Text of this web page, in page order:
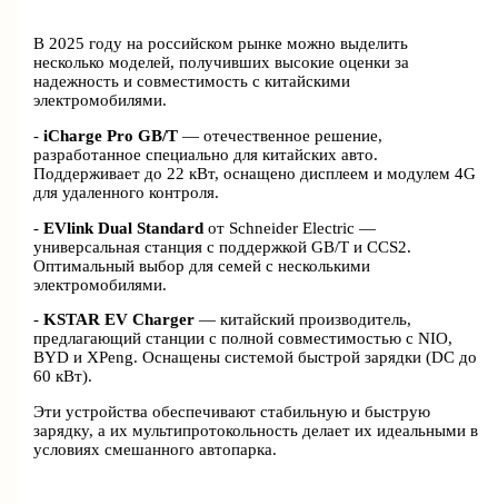
В 2025 году на российском рынке можно выделить
несколько моделей, получивших высокие оценки за
надежность и совместимость с китайскими
электромобилями.
-iCharge Pro GB/T — отечественное решение,
разработанное специально для китайских авто.
Поддерживает до 22 кВт, оснащено дисплеем и модулем 4G
для удаленного контроля.
-EVlink Dual Standard от Schneider Electric —
универсальная станция с поддержкой GB/T и CCS2.
Оптимальный выбор для семей с несколькими
электромобилями.
-KSTAR EV Charger — китайский производитель,
предлагающий станции с полной совместимостью с NIO,
BYD и XPeng. Оснащены системой быстрой зарядки (DC до
60 кВт).
Эти устройства обеспечивают стабильную и быструю
зарядку, а их мультипротокольность делает их идеальными в
условиях смешанного автопарка.